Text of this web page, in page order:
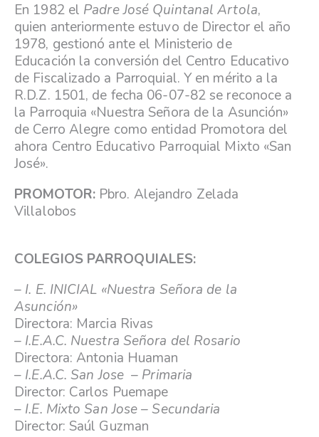
En 1982 el Padre José Quintanal Artola,
quien anteriormente estuvo de Director el año
1978, gestionó ante el Ministerio de
Educación la conversión del Centro Educativo
de Fiscalizado a Parroquial. Y en mérito a la
R.D.Z. 1501, de fecha 06-07-82 se reconoce a
la Parroquia «Nuestra Señora de la Asunción»
de Cerro Alegre como entidad Promotora del
ahora Centro Educativo Parroquial Mixto «San
José».
PROMOTOR:Pbro. Alejandro Zelada
Villalobos
COLEGIOS PARROQUIALES:
– I. E. INICIAL «Nuestra Señora de la
Asunción»
Directora: Marcia Rivas
– I.E.A.C. Nuestra Señora del Rosario
Directora: Antonia Huaman
– I.E.A.C. San Jose – Primaria
Director: Carlos Puemape
– I.E. Mixto San Jose – Secundaria
Director: Saúl Guzman